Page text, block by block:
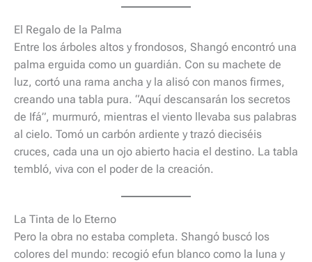
El Regalo de la Palma
Entre los árboles altos y frondosos, Shangó encontró una
palma erguida como un guardián. Con su machete de
luz, cortó una rama ancha y la alisó con manos firmes,
creando una tabla pura. “Aquí descansarán los secretos
de Ifá”, murmuró, mientras el viento llevaba sus palabras
al cielo. Tomó un carbón ardiente y trazó dieciséis
cruces, cada una un ojo abierto hacia el destino. La tabla
tembló, viva con el poder de la creación.
La Tinta de lo Eterno
Pero la obra no estaba completa. Shangó buscó los
colores del mundo: recogió efun blanco como la luna y